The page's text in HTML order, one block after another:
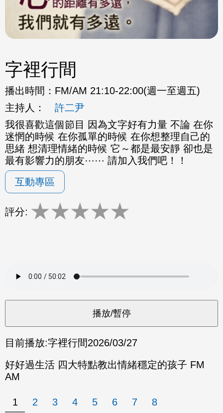
字裡行間
播出時間： FM/AM 21:10-22:00(週一至週五)
主持人：
許二尹
我很喜歡這個節目 因為文字好有力量 不論 在你
迷惘的時候 在你孤單的時候 在你想整理自己的
思緒 想清理情緒的時候 它～都是最安靜 卻也是
最有影響力的朋友⋯⋯ 請加入我們吧！！
互動專區
評分: ★★★★★
目前播放:字裡行間2026/03/27
好好過生活 四大特點教出情緒穩定的孩子 FM
AM
1 2 3 4 5 6 7 8